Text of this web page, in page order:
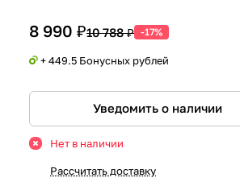
8 990 ₽10 788 ₽ -17%
+ 449.5 Бонусных рублей
Уведомить о наличии
Нет в наличии
Рассчитать доставку